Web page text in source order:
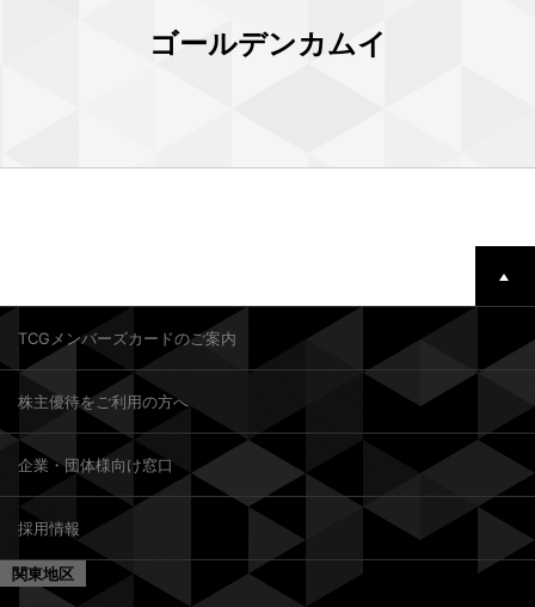
ゴールデンカムイ
TCGメンバーズカードのご案内
株主優待をご利用の方へ
企業・団体様向け窓口
採用情報
関東地区